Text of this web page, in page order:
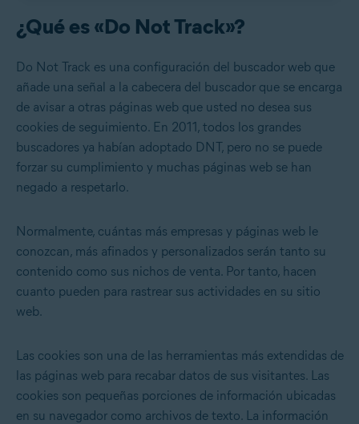
¿Qué es «Do Not Track»?
Do Not Track es una configuración del buscador web que
añade una señal a la cabecera del buscador que se encarga
de avisar a otras páginas web que usted no desea sus
cookies de seguimiento. En 2011, todos los grandes
buscadores ya habían adoptado DNT, pero no se puede
forzar su cumplimiento y muchas páginas web se han
negado a respetarlo.
Normalmente, cuántas más empresas y páginas web le
conozcan, más afinados y personalizados serán tanto su
contenido como sus nichos de venta. Por tanto, hacen
cuanto pueden para rastrear sus actividades en su sitio
web.
Las cookies son una de las herramientas más extendidas de
las páginas web para recabar datos de sus visitantes. Las
cookies son pequeñas porciones de información ubicadas
en su navegador como archivos de texto. La información